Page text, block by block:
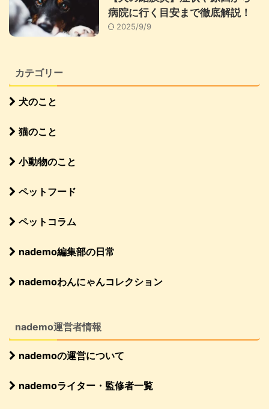
病院に行く目安まで徹底解説！
2025/9/9
カテゴリー
犬のこと
猫のこと
小動物のこと
ペットフード
ペットコラム
nademo編集部の日常
nademoわんにゃんコレクション
nademo運営者情報
nademoの運営について
nademoライター・監修者一覧